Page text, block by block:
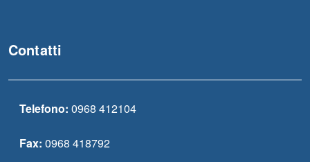
Contatti
Telefono: 0968 412104
Fax: 0968 418792